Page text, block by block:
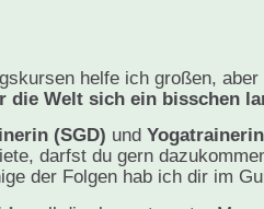
helfe ich großen,
die Welt sich ein bisschen
(SGD) und
darfst du gern
der Folgen hab ich dir im